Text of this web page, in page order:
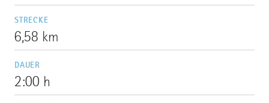
STRECKE
6,58 km
DAUER
2:00 h